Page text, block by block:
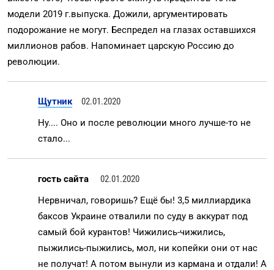
модели 2019 г.выпуска. Дожили, аргументировать
подорожание не могут. Беспредел на глазах оставшихся
миллионов рабов. Напоминает царскую Россию до
революции.
Щутник
02.01.2020
Ну.... Оно и после революции много лучше-то не
стало...
гость сайта
02.01.2020
Нервничал, говоришь? Ещё бы! 3,5 миллиардика
баксов Украине отвалили по суду в аккурат под
самый бой курантов! Чижились-чижились,
пыжились-пыжились, мол, ни копейки они от нас
не получат! А потом вынули из кармана и отдали! А